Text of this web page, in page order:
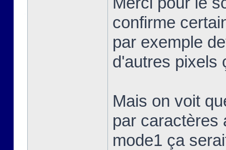
confirme
par exemple
d'autres pixels
Mais on voit
par caractères
mode1 ça